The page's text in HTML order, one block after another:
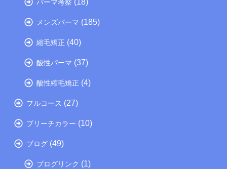
パーマ考察
メンズパーマ (185)
縮毛矯正 (40)
酸性パーマ (37)
酸性縮毛矯正 (4)
フルコース (27)
ブリーチカラー (10)
ブログ (49)
ブログリンク (1)